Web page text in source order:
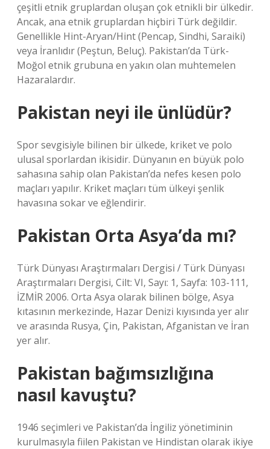
çeşitli etnik gruplardan oluşan çok etnikli bir ülkedir.
Ancak, ana etnik gruplardan hiçbiri Türk değildir.
Genellikle Hint-Aryan/Hint (Pencap, Sindhi, Saraiki)
veya İranlıdır (Peştun, Beluç). Pakistan’da Türk-
Moğol etnik grubuna en yakın olan muhtemelen
Hazaralardır.
Pakistan neyi ile ünlüdür?
Spor sevgisiyle bilinen bir ülkede, kriket ve polo
ulusal sporlardan ikisidir. Dünyanın en büyük polo
sahasına sahip olan Pakistan’da nefes kesen polo
maçları yapılır. Kriket maçları tüm ülkeyi şenlik
havasına sokar ve eğlendirir.
Pakistan Orta Asya’da mı?
Türk Dünyası Araştırmaları Dergisi / Türk Dünyası
Araştırmaları Dergisi, Cilt: VI, Sayı: 1, Sayfa: 103-111,
İZMİR 2006. Orta Asya olarak bilinen bölge, Asya
kıtasının merkezinde, Hazar Denizi kıyısında yer alır
ve arasında Rusya, Çin, Pakistan, Afganistan ve İran
yer alır.
Pakistan bağımsızlığına
nasıl kavuştu?
1946 seçimleri ve Pakistan’da İngiliz yönetiminin
kurulmasıyla fiilen Pakistan ve Hindistan olarak ikiye